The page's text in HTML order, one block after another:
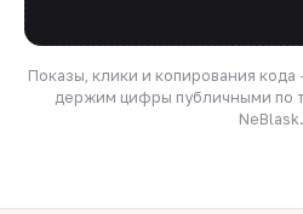
Показы, клики и копирования кода
держим цифры публичными по
NeBlask.